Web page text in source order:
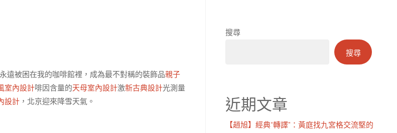
遠被困在我的咖啡館裡，成為最不對稱的裝飾品親子
室內設計啡因含量的天母室內設計激新古典設計光測量
設計 ，北京迎來降雪天氣。
搜尋
搜尋
近期文章
【趙旭】經典“轉譯”：黃庭找九宮格交流堅的